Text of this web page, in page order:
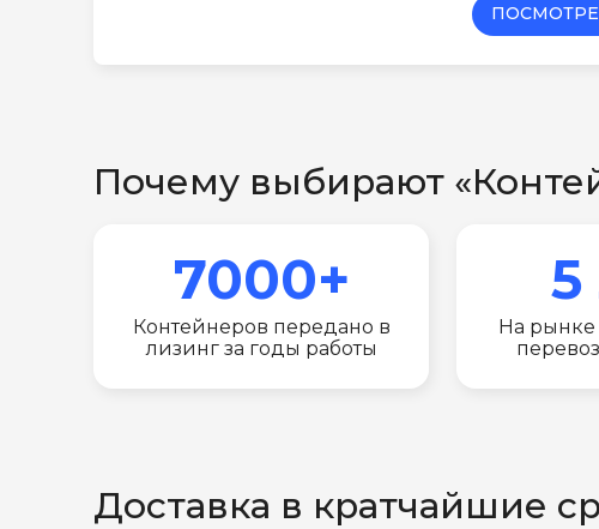
Почему выбирают
7000+
Контейнеров передано в
лизинг за годы работы
5
На рынке
Доставка в кратчайшие